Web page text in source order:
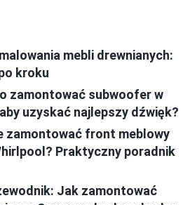
mebli drewnianych:
kroku
zamontować subwoofer w
uzyskać najlepszy dźwięk?
zamontować front meblowy
Praktyczny poradnik
Jak zamontować